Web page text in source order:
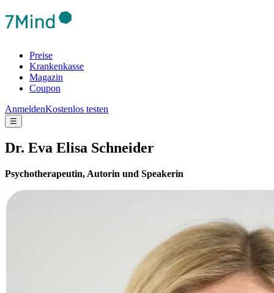
Preise
Krankenkasse
Magazin
Coupon
AnmeldenKostenlos testen
☰
Dr. Eva Elisa Schneider
Psychotherapeutin, Autorin und Speakerin